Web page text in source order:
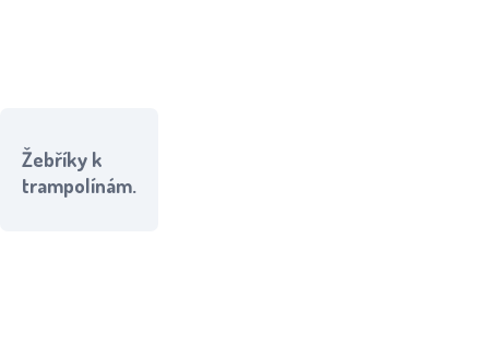
Žebříky k
trampolínám.